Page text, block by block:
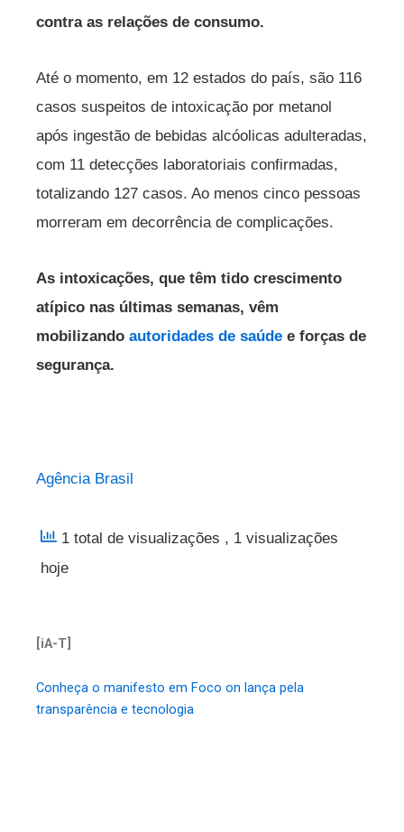
contra as relações de consumo.
Até o momento, em 12 estados do país, são 116
casos suspeitos de intoxicação por metanol
após ingestão de bebidas alcóolicas adulteradas,
com 11 detecções laboratoriais confirmadas,
totalizando 127 casos. Ao menos cinco pessoas
morreram em decorrência de complicações.
As intoxicações, que têm tido crescimento
atípico nas últimas semanas, vêm
mobilizando autoridades de saúde e forças de
segurança.
Agência Brasil
1 total de visualizações , 1 visualizações
hoje
[iA-T]
Conheça o manifesto em Foco on lança pela
transparência e tecnologia